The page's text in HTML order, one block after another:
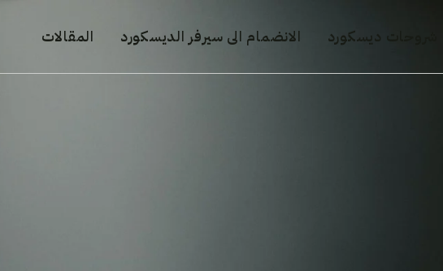
شروحات ديسكورد الانضمام الى سيرفر الديسكورد المقالات